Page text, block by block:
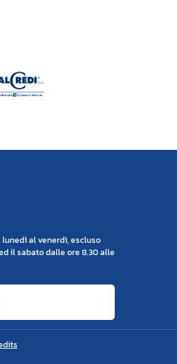
al venerdì, escluso
il sabato dalle ore 8.30 alle